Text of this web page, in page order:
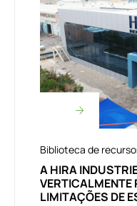
Biblioteca de
A HIRA
VERTICALMENTE
LIMITAÇÕES DE